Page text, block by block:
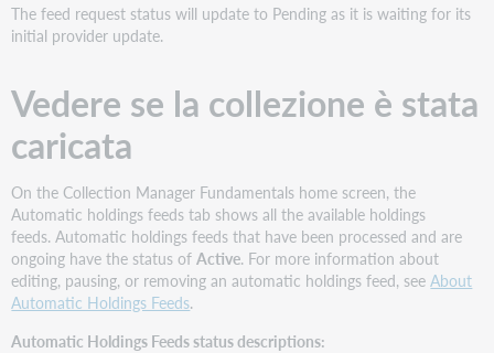
No
Settimanale
ebook
Settimanale
Abbonamento Ebook Central Business
pqebk.ac10busecon
The feed request status will update to Pending as it is waiting for its
initial provider update.
Vedere se la collezione è stata
caricata
On the Collection Manager Fundamentals home screen, the
Automatic holdings feeds tab shows all the available holdings
feeds. Automatic holdings feeds that have been processed and are
ongoing have the status ofActive. For more information about
editing, pausing, or removing an automatic holdings feed, seeAbout
Automatic Holdings Feeds.
Automatic Holdings Feeds status descriptions: